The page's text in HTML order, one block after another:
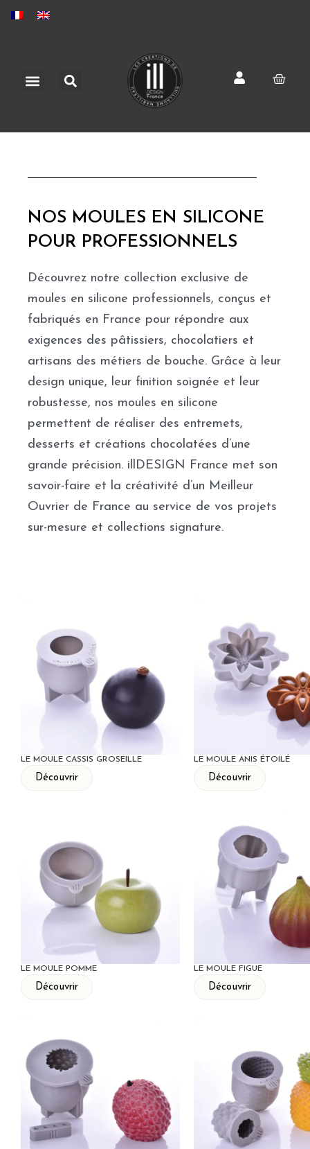
Aller
MenuRechercher
NOS MOULES EN SILICONE
POUR PROFESSIONNELS
Découvrez notre collection exclusive de
moules en silicone professionnels, conçus et
fabriqués en France pour répondre aux
exigences des pâtissiers, chocolatiers et
artisans des métiers de bouche. Grâce à leur
design unique, leur finition soignée et leur
robustesse, nos moules en silicone
permettent de réaliser des entremets,
desserts et créations chocolatées d’une
grande précision. illDESIGN France met son
savoir-faire et la créativité d’un Meilleur
Ouvrier de France au service de vos projets
sur-mesure et collections signature.
LE MOULE CASSIS GROSEILLE
Découvrir
LE MOULE ANIS ÉTOILÉ
Découvrir
LE MOULE POMME
Découvrir
LE MOULE FIGUE
Découvrir